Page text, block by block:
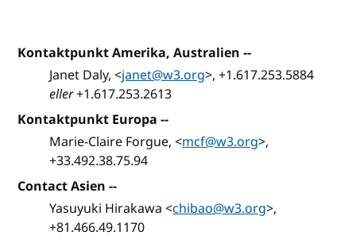
Kontaktpunkt Amerika, Australien --
Janet Daly, <janet@w3.org>, +1.617.253.5884
eller+1.617.253.2613
Kontaktpunkt Europa --
Marie-Claire Forgue, <mcf@w3.org>,
+33.492.38.75.94
Contact Asien --
Yasuyuki Hirakawa <chibao@w3.org>,
+81.466.49.1170